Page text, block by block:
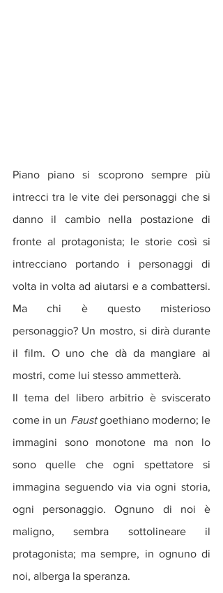
Piano piano si scoprono sempre più
intrecci tra le vite dei personaggi che si
danno il cambio nella postazione di
fronte al protagonista; le storie così si
intrecciano portando i personaggi di
volta in volta ad aiutarsi e a combattersi.
Ma chi è questo misterioso
personaggio? Un mostro, si dirà durante
il film. O uno che dà da mangiare ai
mostri, come lui stesso ammetterà.
Il tema del libero arbitrio è sviscerato
come in un Faust goethiano moderno; le
immagini sono monotone ma non lo
sono quelle che ogni spettatore si
immagina seguendo via via ogni storia,
ogni personaggio. Ognuno di noi è
maligno, sembra sottolineare il
protagonista; ma sempre, in ognuno di
noi, alberga la speranza.